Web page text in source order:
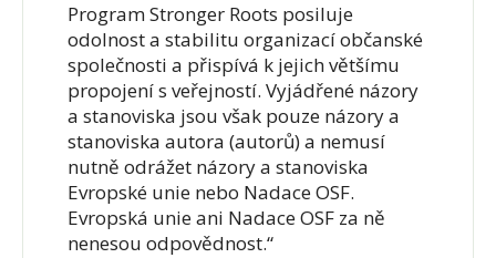
Program Stronger Roots posiluje
odolnost a stabilitu organizací občanské
společnosti a přispívá k jejich většímu
propojení s veřejností. Vyjádřené názory
a stanoviska jsou však pouze názory a
stanoviska autora (autorů) a nemusí
nutně odrážet názory a stanoviska
Evropské unie nebo Nadace OSF.
Evropská unie ani Nadace OSF za ně
nenesou odpovědnost.“